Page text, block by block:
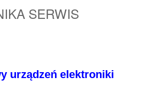
SERWIS
urządzeń elektroniki